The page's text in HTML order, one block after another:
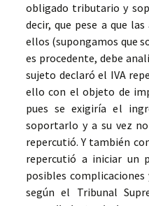
obligado tributario y
decir, que pese a que
ellos (supongamos que
es procedente, debe
sujeto declaró el IVA
ello con el objeto de
pues se exigiría el
soportarlo y a su vez
repercutió. Y también
repercutió a iniciar un
posibles
según el Tribunal